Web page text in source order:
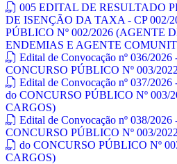
005 EDITAL DE RESULTADO
DE ISENÇÃO DA TAXA - CP 002/
PÚBLICO Nº 002/2026 (AGENTE
ENDEMIAS E AGENTE
Edital de Convocação nº 036/
CONCURSO PÚBLICO Nº 003/
Edital de Convocação nº 037/
do CONCURSO PÚBLICO Nº 003/
CARGOS)
Edital de Convocação nº 038/2026
CONCURSO PÚBLICO Nº 003/
do CONCURSO PÚBLICO Nº
CARGOS)